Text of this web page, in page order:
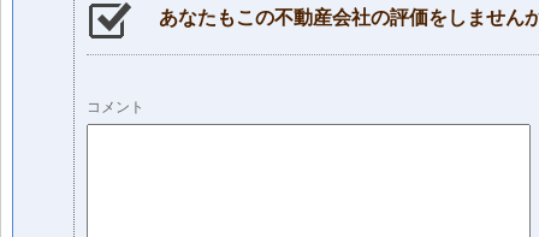
あなたもこの不動産会社の評価をしません
コメント